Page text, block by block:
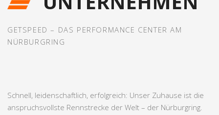
GETSPEED – DAS PERFORMANCE CENTER AM
NÜRBURGRING
Schnell, leidenschaftlich, erfolgreich: Unser Zuhause ist die
anspruchsvollste Rennstrecke der Welt – der Nürburgring.